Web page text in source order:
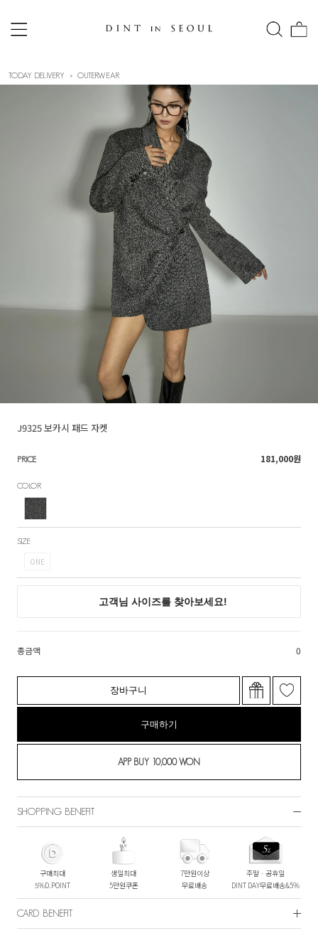
TODAY DELIVERY OUTERWEAR
J9325 보카시 패드 자켓
PRICE 181,000원
COLOR
SIZE
ONE
총금액 0
장바구니
구매하기
SHOPPING BENEFIT
구매최대
5%D.POINT
생일최대
5만원쿠폰
7만원이상
무료배송
주말ㆍ공휴일
DINT DAY무료배송&5%
CARD BENEFIT